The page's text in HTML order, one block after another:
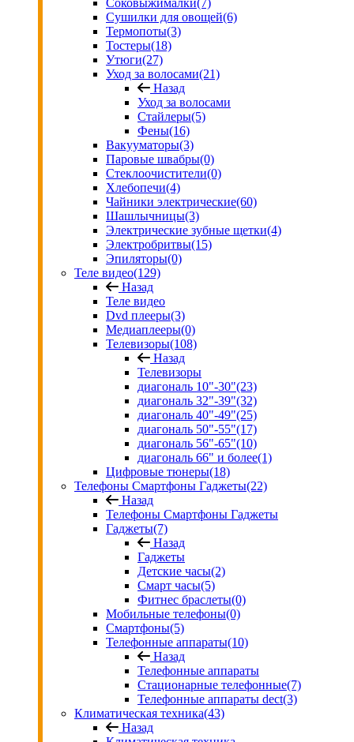
Сушилки для овощей(6)
Термопоты(3)
Тостеры(18)
Утюги(27)
Уход за волосами(21)
Назад
Уход за волосами
Стайлеры(5)
Фены(16)
Вакууматоры(3)
Паровые швабры(0)
Стеклоочистители(0)
Хлебопечи(4)
Чайники электрические(60)
Шашлычницы(3)
Электрические зубные щетки(4)
Электробритвы(15)
Эпиляторы(0)
Теле видео(129)
Назад
Теле видео
Dvd плееры(3)
Медиаплееры(0)
Телевизоры(108)
Назад
Телевизоры
диагональ 10"-30"(23)
диагональ 32"-39"(32)
диагональ 40"-49"(25)
диагональ 50"-55"(17)
диагональ 56"-65"(10)
диагональ 66" и более(1)
Цифровые тюнеры(18)
Телефоны Смартфоны Гаджеты(22)
Назад
Телефоны Смартфоны Гаджеты
Гаджеты(7)
Назад
Гаджеты
Детские часы(2)
Смарт часы(5)
Фитнес браслеты(0)
Мобильные телефоны(0)
Смартфоны(5)
Телефонные аппараты(10)
Назад
Телефонные аппараты
Стационарные телефонные(7)
Телефонные аппараты dect(3)
Климатическая техника(43)
Назад